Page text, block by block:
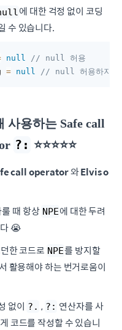
에 대한 걱정 없이 코딩
수 있습니다.
null
// null 허용
= null // null 허용하지
사용하는 Safe call
?: ⭐️⭐️⭐️⭐️⭐️
call operator와Elvis o
때 항상 NPE에 대한 두려
😭
한 코드로 NPE를 방지할
활용해야 하는 번거로움이
없이 ?. , ?: 연산자를 사
코드를 작성할 수 있습니